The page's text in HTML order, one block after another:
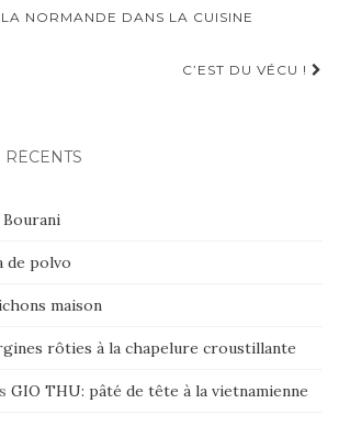
NORMANDE DANS LA CUISINE
C’EST DU VÉCU !
Bourani
de polvo
maison
rôties à la chapelure croustillante
GIO THU: pâté de tête à la vietnamienne